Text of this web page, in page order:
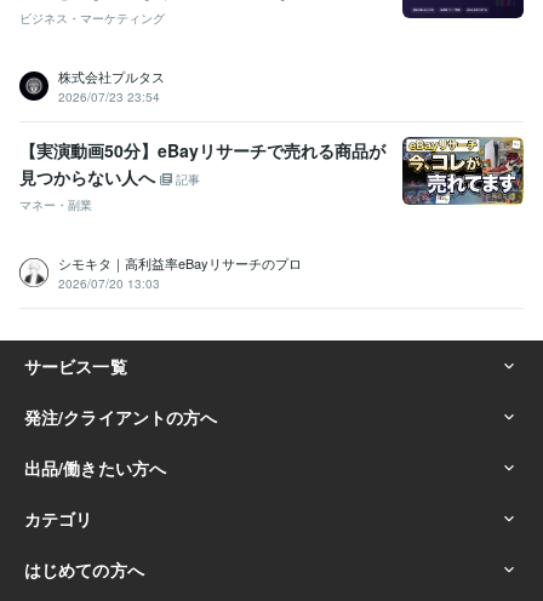
ビジネス・マーケティング
株式会社プルタス
2026/07/23 23:54
【実演動画50分】eBayリサーチで売れる商品が
見つからない人へ
記事
マネー・副業
シモキタ｜高利益率eBayリサーチのプロ
2026/07/20 13:03